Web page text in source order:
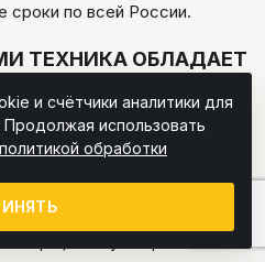
сроки по всей России.
ТЕХНИКА ОБЛАДАЕТ
техники которых
мировым стандартам
и счётчики аналитики для
использовать
политикой обработки